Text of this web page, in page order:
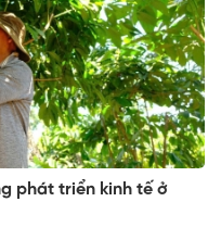
phát triển kinh tế ở